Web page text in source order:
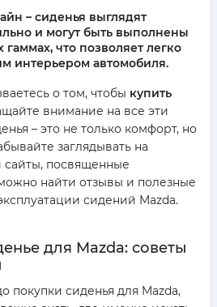
– сиденья выглядят
и могут быть выполнены
что позволяет легко
интерьером автомобиля.
о том, чтобы купить
внимание на все эти
– это не только комфорт, но
заглядывать на
посвященные
найти отзывы и полезные
сидений Mazda.
для Mazda: советы
покупки сиденья для Mazda,